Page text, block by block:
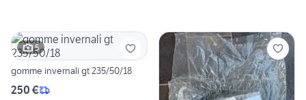
5
gomme invernali gt 235/50/18
250 €